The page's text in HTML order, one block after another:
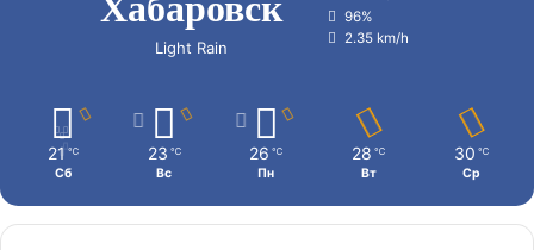
Light Rain
96%
2.35 km/h
21 ℃
Сб
23 ℃
Вс
26 ℃
Пн
28 ℃
Вт
30 ℃
Ср